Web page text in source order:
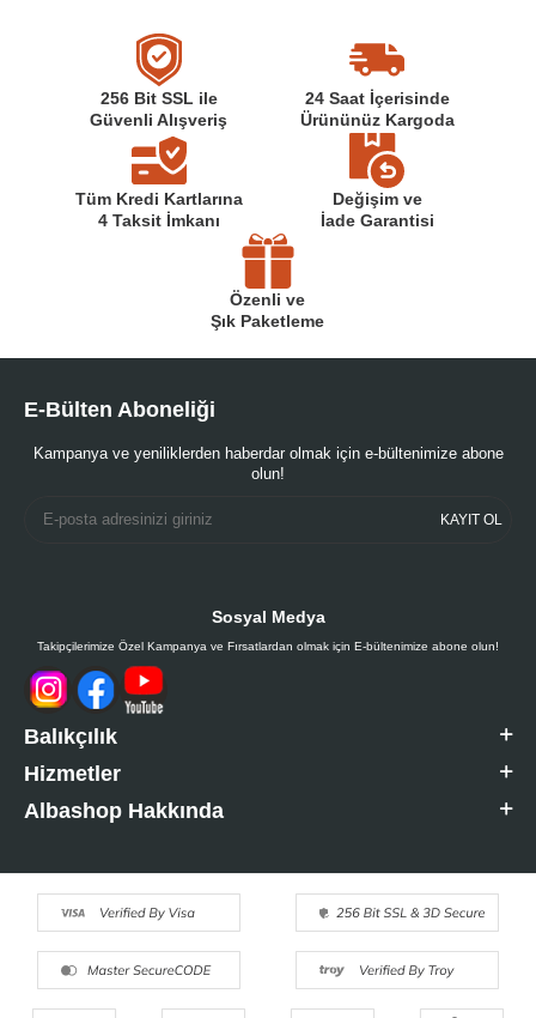
256 Bit SSL ile
Güvenli Alışveriş
24 Saat İçerisinde
Ürününüz Kargoda
Tüm Kredi Kartlarına
4 Taksit İmkanı
Değişim ve
İade Garantisi
Özenli ve
Şık Paketleme
E-Bülten Aboneliği
Kampanya ve yeniliklerden haberdar olmak için e-bültenimize abone
olun!
KAYIT OL
Sosyal Medya
Takipçilerimize Özel Kampanya ve Fırsatlardan olmak için E-bültenimize abone olun!
Balıkçılık
Hizmetler
Albashop Hakkında